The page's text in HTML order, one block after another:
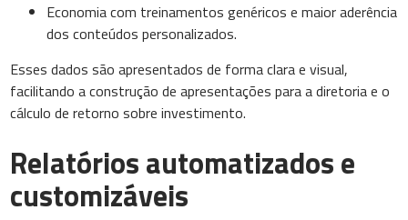
Economia com treinamentos genéricos e maior aderência
dos conteúdos personalizados.
Esses dados são apresentados de forma clara e visual,
facilitando a construção de apresentações para a diretoria e o
cálculo de retorno sobre investimento.
Relatórios automatizados e
customizáveis